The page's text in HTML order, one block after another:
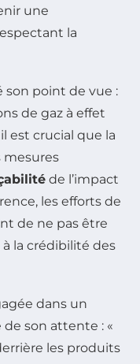
une
la
son point de vue :
de gaz à effet
est crucial que la
de l’impact
les efforts de
de ne pas être
la crédibilité des
dans un
son attente : «
les produits